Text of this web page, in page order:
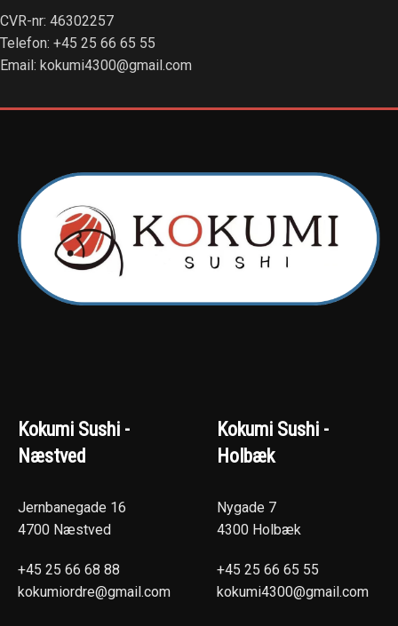
CVR-nr: 46302257
Telefon: +45 25 66 65 55
Email: kokumi4300@gmail.com
Kokumi Sushi -
Næstved
Jernbanegade 16
4700 Næstved
+45 25 66 68 88
kokumiordre@gmail.com
Kokumi Sushi -
Holbæk
Nygade 7
4300 Holbæk
+45 25 66 65 55
kokumi4300@gmail.com